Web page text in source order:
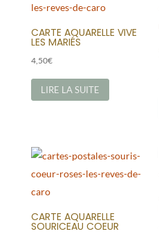
CARTE AQUARELLE VIVE
LES MARIÉS
4,50€
LIRE LA SUITE
CARTE AQUARELLE
SOURICEAU COEUR